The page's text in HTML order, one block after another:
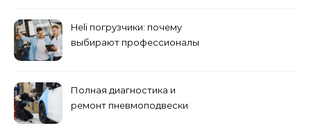
Heli погрузчики: почему
выбирают профессионалы
Полная диагностика и
ремонт пневмоподвески